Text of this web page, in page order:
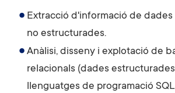
Extracció d'informació de
no estructurades.
Anàlisi, disseny i explotació de
relacionals (dades
llenguatges de programació